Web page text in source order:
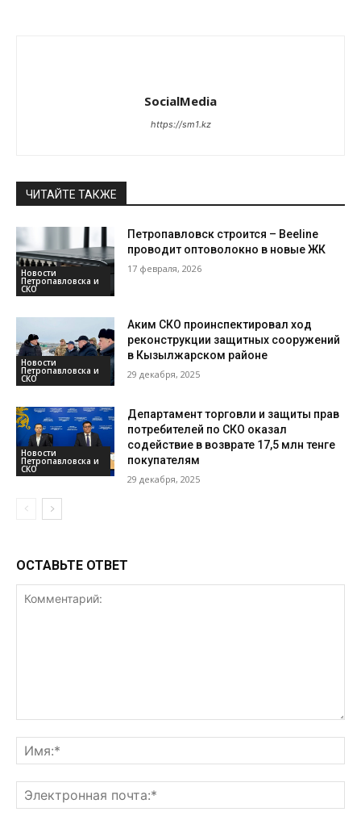
SocialMedia
https://sm1.kz
ЧИТАЙТЕ ТАКЖЕ
Новости
Петропавловска и
СКО
Петропавловск строится – Beeline
проводит оптоволокно в новые ЖК
17 февраля, 2026
Новости
Петропавловска и
СКО
Аким СКО проинспектировал ход
реконструкции защитных сооружений
в Кызылжарском районе
29 декабря, 2025
Новости
Петропавловска и
СКО
Департамент торговли и защиты прав
потребителей по СКО оказал
содействие в возврате 17,5 млн тенге
покупателям
29 декабря, 2025
ОСТАВЬТЕ ОТВЕТ